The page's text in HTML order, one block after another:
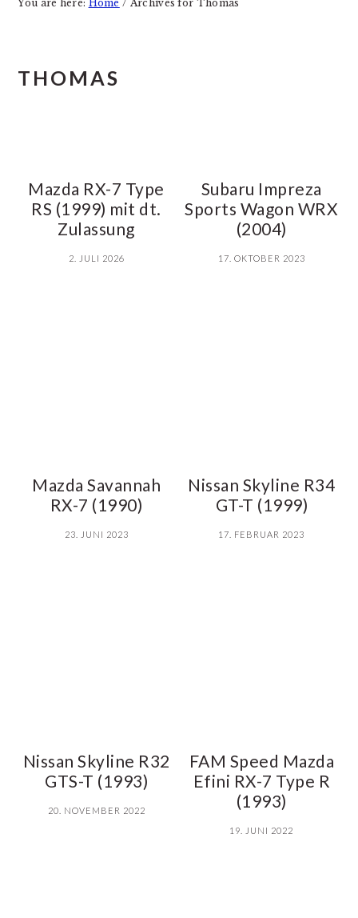
You are here: Home / Archives for Thomas
THOMAS
Mazda RX-7 Type
RS (1999) mit dt.
Zulassung
2. JULI 2026
Subaru Impreza
Sports Wagon WRX
(2004)
17. OKTOBER 2023
Mazda Savannah
RX-7 (1990)
23. JUNI 2023
Nissan Skyline R34
GT-T (1999)
17. FEBRUAR 2023
Nissan Skyline R32
GTS-T (1993)
20. NOVEMBER 2022
FAM Speed Mazda
Efini RX-7 Type R
(1993)
19. JUNI 2022